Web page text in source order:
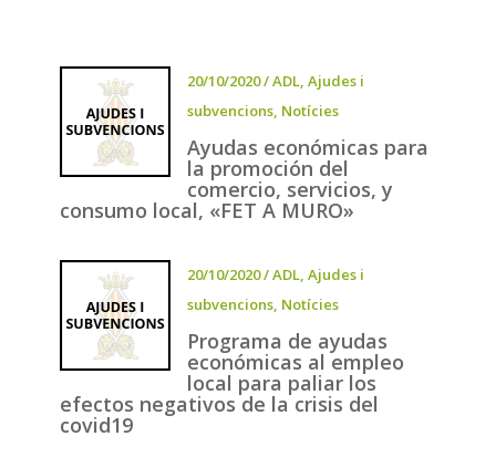
20/10/2020/ADL, Ajudes i
subvencions, Notícies
Ayudas económicas para
la promoción del
comercio, servicios, y
consumo local, «FET A MURO»
20/10/2020/ADL, Ajudes i
subvencions, Notícies
Programa de ayudas
económicas al empleo
local para paliar los
efectos negativos de la crisis del
covid19